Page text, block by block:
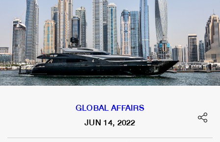
GLOBAL AFFAIRS
JUN 14, 2022